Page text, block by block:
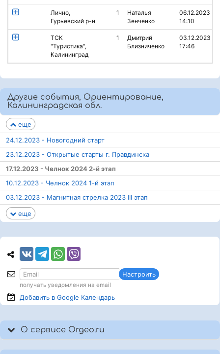
Лично,
Гурьевский р-н
1
Наталья
Зенченко
06.12.2023
14:10
ТСК
"Туристика",
Калининград
1
Дмитрий
Близниченко
03.12.2023
17:46
Другие события, Ориентирование,
Калининградская обл.
еще
24.12.2023 - Новогодний старт
23.12.2023 - Открытые старты г. Правдинска
17.12.2023 - Челнок 2024 2-й этап
10.12.2023 - Челнок 2024 1-й этап
03.12.2023 - Магнитная стрелка 2023 III этап
еще
Настроить
получать уведомления на email
Добавить в Google Календарь
О сервисе Orgeo.ru